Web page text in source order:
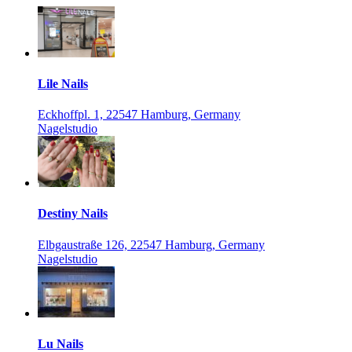
Lile Nails
Eckhoffpl. 1, 22547 Hamburg, Germany
Nagelstudio
Destiny Nails
Elbgaustraße 126, 22547 Hamburg, Germany
Nagelstudio
Lu Nails